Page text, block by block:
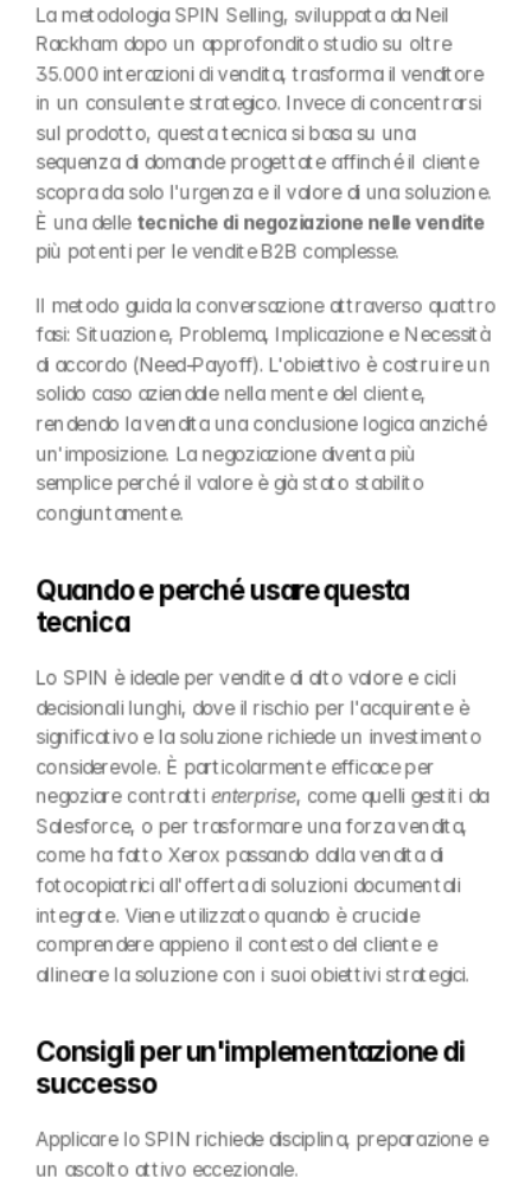
La metodologia SPIN Selling, sviluppata da Neil
Rackham dopo un approfondito studio su oltre
35.000 interazioni di vendita, trasforma il venditore
in un consulente strategico. Invece di concentrarsi
sul prodotto, questa tecnica si basa su una
sequenza di domande progettate affinché il cliente
scopra da solo l'urgenza e il valore di una soluzione.
È una delle tecniche di negoziazione nelle vendite
più potenti per le vendite B2B complesse.
Il metodo guida la conversazione attraverso quattro
fasi: Situazione, Problema, Implicazione e Necessità
di accordo (Need-Payoff). L'obiettivo è costruire un
solido caso aziendale nella mente del cliente,
rendendo la vendita una conclusione logica anziché
un'imposizione. La negoziazione diventa più
semplice perché il valore è già stato stabilito
congiuntamente.
Quando e perché usare questa
tecnica
Lo SPIN è ideale per vendite di alto valore e cicli
decisionali lunghi, dove il rischio per l'acquirente è
significativo e la soluzione richiede un investimento
considerevole. È particolarmente efficace per
negoziare contratti enterprise, come quelli gestiti da
Salesforce, o per trasformare una forza vendita,
come ha fatto Xerox passando dalla vendita di
fotocopiatrici all'offerta di soluzioni documentali
integrate. Viene utilizzato quando è cruciale
comprendere appieno il contesto del cliente e
allineare la soluzione con i suoi obiettivi strategici.
Consigli per un'implementazione di
successo
Applicare lo SPIN richiede disciplina, preparazione e
un ascolto attivo eccezionale.